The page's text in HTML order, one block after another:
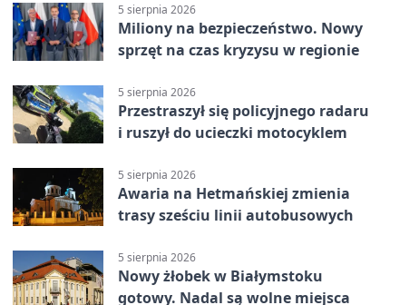
5 sierpnia 2026
Miliony na bezpieczeństwo. Nowy
sprzęt na czas kryzysu w regionie
5 sierpnia 2026
Przestraszył się policyjnego radaru
i ruszył do ucieczki motocyklem
5 sierpnia 2026
Awaria na Hetmańskiej zmienia
trasy sześciu linii autobusowych
5 sierpnia 2026
Nowy żłobek w Białymstoku
gotowy. Nadal są wolne miejsca